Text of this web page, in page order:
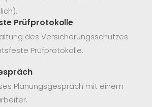
Prüfprotokolle
des Versicherungsschutzes
Prüfprotokolle.
Planungsgespräch mit einem